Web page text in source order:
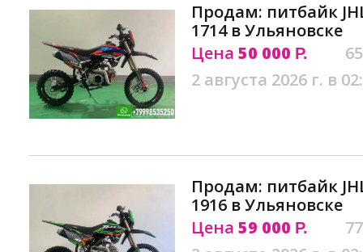
Продам: питбайк
1714 в Ульяновске
Цена 50 000 Р.
2 августа 2026 г. в
Продам: питбайк
1916 в Ульяновске
Цена 59 000 Р.